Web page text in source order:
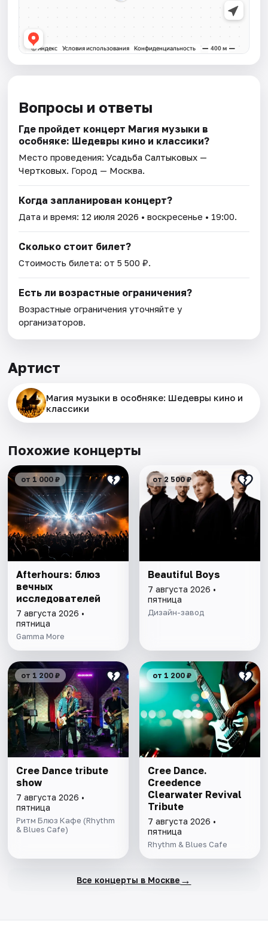
Вопросы и ответы
Где пройдет концерт Магия музыки в
особняке: Шедевры кино и классики?
Место проведения:Усадьба Салтыковых —
Чертковых. Город — Москва.
Когда запланирован концерт?
Дата и время: 12 июля 2026 • воскресенье • 19:00.
Сколько стоит билет?
Стоимость билета: от 5 500 ₽.
Есть ли возрастные ограничения?
Возрастные ограничения уточняйте у
организаторов.
Артист
Магия музыки в особняке: Шедевры кино и
классики
Похожие концерты
от 1 000 ₽
Afterhours: блюз
вечных
исследователей
7 августа 2026 •
пятница
Gamma More
от 2 500 ₽
Beautiful Boys
7 августа 2026 •
пятница
Дизайн-завод
от 1 200 ₽
Cree Dance tribute
show
7 августа 2026 •
пятница
Ритм Блюз Кафе (Rhythm
& Blues Cafe)
от 1 200 ₽
Cree Dance.
Creedence
Clearwater Revival
Tribute
7 августа 2026 •
пятница
Rhythm & Blues Cafe
Все концерты в Москве →